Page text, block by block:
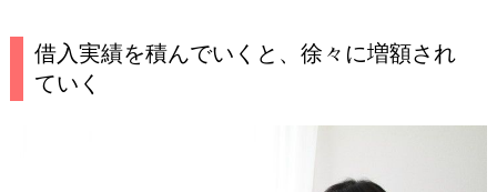
借入実績を積んでいくと、徐々に増額され
ていく